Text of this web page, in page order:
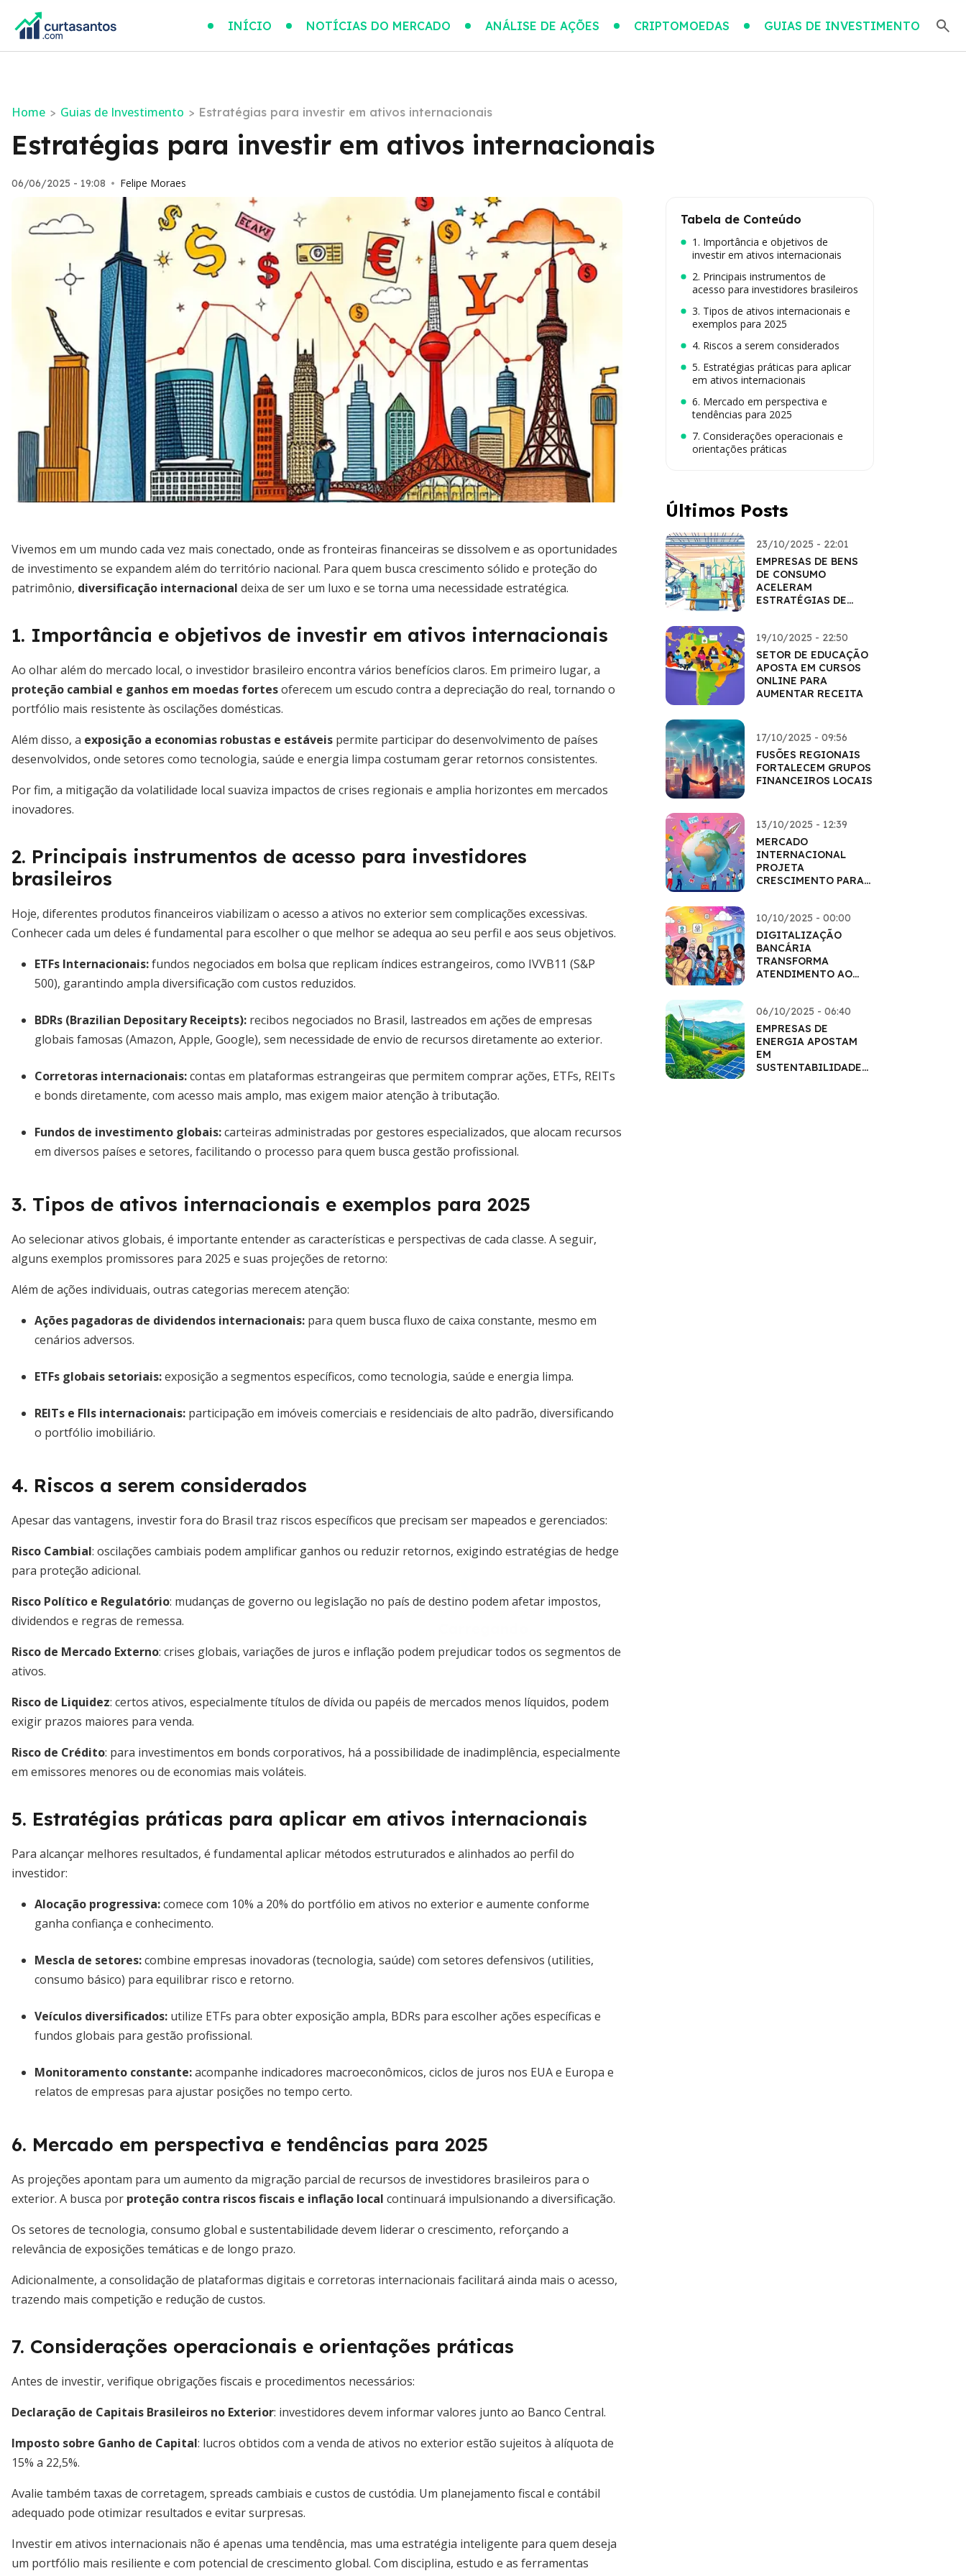
INÍCIO NOTÍCIAS DO MERCADO ANÁLISE DE AÇÕES CRIPTOMOEDAS GUIAS DE INVESTIMENTO
Home > Guias de Investimento > Estratégias para investir em ativos internacionais
Estratégias para investir em ativos internacionais
06/06/2025 - 19:08 • Felipe Moraes
Vivemos em um mundo cada vez mais conectado, onde as fronteiras financeiras se dissolvem e as oportunidades
de investimento se expandem além do território nacional. Para quem busca crescimento sólido e proteção do
patrimônio, diversificação internacional deixa de ser um luxo e se torna uma necessidade estratégica.
1. Importância e objetivos de investir em ativos internacionais
Ao olhar além do mercado local, o investidor brasileiro encontra vários benefícios claros. Em primeiro lugar, a
proteção cambial e ganhos em moedas fortesoferecem um escudo contra a depreciação do real, tornando o
portfólio mais resistente às oscilações domésticas.
Além disso, a exposição a economias robustas e estáveis permite participar do desenvolvimento de países
desenvolvidos, onde setores como tecnologia, saúde e energia limpa costumam gerar retornos consistentes.
Por fim, a mitigação da volatilidade local suaviza impactos de crises regionais e amplia horizontes em mercados
inovadores.
2. Principais instrumentos de acesso para investidores
brasileiros
Hoje, diferentes produtos financeiros viabilizam o acesso a ativos no exterior sem complicações excessivas.
Conhecer cada um deles é fundamental para escolher o que melhor se adequa ao seu perfil e aos seus objetivos.
ETFs Internacionais:fundos negociados em bolsa que replicam índices estrangeiros, como IVVB11 (S&P
500), garantindo ampla diversificação com custos reduzidos.
BDRs (Brazilian Depositary Receipts): recibos negociados no Brasil, lastreados em ações de empresas
globais famosas (Amazon, Apple, Google), sem necessidade de envio de recursos diretamente ao exterior.
Corretoras internacionais:contas em plataformas estrangeiras que permitem comprar ações, ETFs, REITs
e bonds diretamente, com acesso mais amplo, mas exigem maior atenção à tributação.
Fundos de investimento globais:carteiras administradas por gestores especializados, que alocam recursos
em diversos países e setores, facilitando o processo para quem busca gestão profissional.
3. Tipos de ativos internacionais e exemplos para 2025
Ao selecionar ativos globais, é importante entender as características e perspectivas de cada classe. A seguir,
alguns exemplos promissores para 2025 e suas projeções de retorno:
Além de ações individuais, outras categorias merecem atenção:
Ações pagadoras de dividendos internacionais: para quem busca fluxo de caixa constante, mesmo em
cenários adversos.
ETFs globais setoriais:exposição a segmentos específicos, como tecnologia, saúde e energia limpa.
REITs e FIIs internacionais: participação em imóveis comerciais e residenciais de alto padrão, diversificando
o portfólio imobiliário.
4. Riscos a serem considerados
Apesar das vantagens, investir fora do Brasil traz riscos específicos que precisam ser mapeados e gerenciados:
Risco Cambial: oscilações cambiais podem amplificar ganhos ou reduzir retornos, exigindo estratégias de hedge
para proteção adicional.
Risco Político e Regulatório: mudanças de governo ou legislação no país de destino podem afetar impostos,
dividendos e regras de remessa.
Risco de Mercado Externo: crises globais, variações de juros e inflação podem prejudicar todos os segmentos de
ativos.
Risco de Liquidez: certos ativos, especialmente títulos de dívida ou papéis de mercados menos líquidos, podem
exigir prazos maiores para venda.
Risco de Crédito: para investimentos em bonds corporativos, há a possibilidade de inadimplência, especialmente
em emissores menores ou de economias mais voláteis.
5. Estratégias práticas para aplicar em ativos internacionais
Para alcançar melhores resultados, é fundamental aplicar métodos estruturados e alinhados ao perfil do
investidor:
Alocação progressiva:comece com 10% a 20% do portfólio em ativos no exterior e aumente conforme
ganha confiança e conhecimento.
Mescla de setores:combine empresas inovadoras (tecnologia, saúde) com setores defensivos (utilities,
consumo básico) para equilibrar risco e retorno.
Veículos diversificados: utilize ETFs para obter exposição ampla, BDRs para escolher ações específicas e
fundos globais para gestão profissional.
Monitoramento constante:acompanhe indicadores macroeconômicos, ciclos de juros nos EUA e Europa e
relatos de empresas para ajustar posições no tempo certo.
6. Mercado em perspectiva e tendências para 2025
As projeções apontam para um aumento da migração parcial de recursos de investidores brasileiros para o
exterior. A busca por proteção contra riscos fiscais e inflação local continuará impulsionando a diversificação.
Os setores de tecnologia, consumo global e sustentabilidade devem liderar o crescimento, reforçando a
relevância de exposições temáticas e de longo prazo.
Adicionalmente, a consolidação de plataformas digitais e corretoras internacionais facilitará ainda mais o acesso,
trazendo mais competição e redução de custos.
7. Considerações operacionais e orientações práticas
Antes de investir, verifique obrigações fiscais e procedimentos necessários:
Declaração de Capitais Brasileiros no Exterior: investidores devem informar valores junto ao Banco Central.
Imposto sobre Ganho de Capital: lucros obtidos com a venda de ativos no exterior estão sujeitos à alíquota de
15% a 22,5%.
Avalie também taxas de corretagem, spreads cambiais e custos de custódia. Um planejamento fiscal e contábil
adequado pode otimizar resultados e evitar surpresas.
Investir em ativos internacionais não é apenas uma tendência, mas uma estratégia inteligente para quem deseja
um portfólio mais resiliente e com potencial de crescimento global. Com disciplina, estudo e as ferramentas
Tabela de Conteúdo
1. Importância e objetivos de
investir em ativos internacionais
2. Principais instrumentos de
acesso para investidores brasileiros
3. Tipos de ativos internacionais e
exemplos para 2025
4. Riscos a serem considerados
5. Estratégias práticas para aplicar
em ativos internacionais
6. Mercado em perspectiva e
tendências para 2025
7. Considerações operacionais e
orientações práticas
Últimos Posts
23/10/2025 - 22:01
EMPRESAS DE BENS
DE CONSUMO
ACELERAM
ESTRATÉGIAS DE
19/10/2025 - 22:50
SETOR DE EDUCAÇÃO
APOSTA EM CURSOS
ONLINE PARA
AUMENTAR RECEITA
17/10/2025 - 09:56
FUSÕES REGIONAIS
FORTALECEM GRUPOS
FINANCEIROS LOCAIS
13/10/2025 - 12:39
MERCADO
INTERNACIONAL
PROJETA
CRESCIMENTO PARA
10/10/2025 - 00:00
DIGITALIZAÇÃO
BANCÁRIA
TRANSFORMA
ATENDIMENTO AO
06/10/2025 - 06:40
EMPRESAS DE
ENERGIA APOSTAM
EM
SUSTENTABILIDADE